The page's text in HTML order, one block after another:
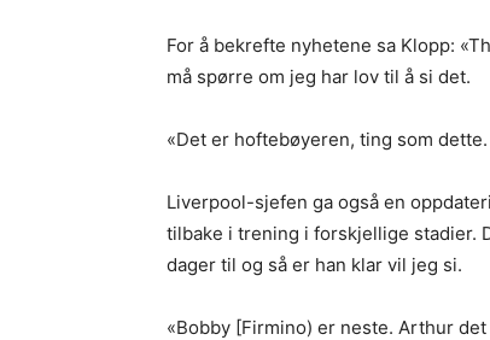
For å bekrefte nyhetene sa Klopp:
må spørre om jeg har lov til å si det.
«Det er hoftebøyeren, ting som
Liverpool-sjefen ga også en
tilbake i trening i forskjellige stadier.
dager til og så er han klar vil jeg si.
«Bobby [Firmino) er neste. Arthur